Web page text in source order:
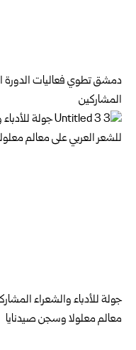
دمشق تطوي فعاليات الدورة
المشاركين
جولة للأدباء والشعراء
معالم معلولا وسجن صيدنايا